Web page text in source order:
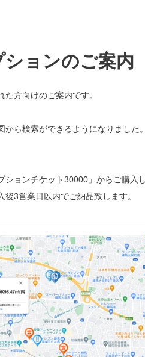
ョンのご案内
方向けのご案内です。
ら検索ができるようになりました。
ションチケット30000」からご購入
3営業日以内でご納品致します。